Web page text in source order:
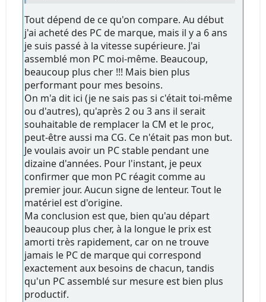
Tout dépend de ce qu'on compare. Au début
j'ai acheté des PC de marque, mais il y a 6 ans
je suis passé à la vitesse supérieure. J'ai
assemblé mon PC moi-même. Beaucoup,
beaucoup plus cher !!! Mais bien plus
performant pour mes besoins.
On m'a dit ici (je ne sais pas si c'était toi-même
ou d'autres), qu'après 2 ou 3 ans il serait
souhaitable de remplacer la CM et le proc,
peut-être aussi ma CG. Ce n'était pas mon but.
Je voulais avoir un PC stable pendant une
dizaine d'années. Pour l'instant, je peux
confirmer que mon PC réagit comme au
premier jour. Aucun signe de lenteur. Tout le
matériel est d'origine.
Ma conclusion est que, bien qu'au départ
beaucoup plus cher, à la longue le prix est
amorti très rapidement, car on ne trouve
jamais le PC de marque qui correspond
exactement aux besoins de chacun, tandis
qu'un PC assemblé sur mesure est bien plus
productif.